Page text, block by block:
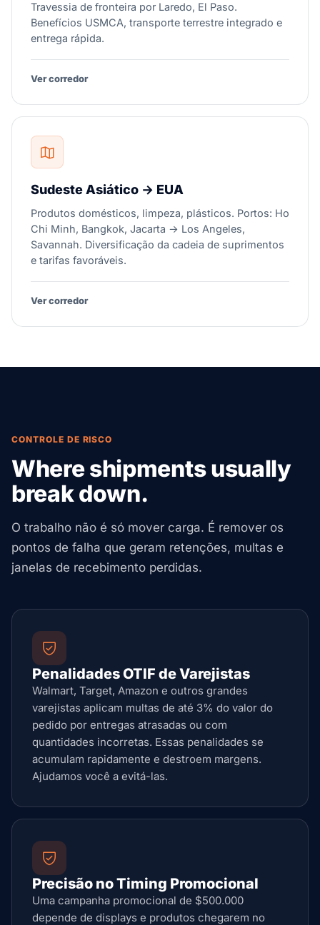
Travessia de fronteira por Laredo, El Paso.
Benefícios USMCA, transporte terrestre integrado e
entrega rápida.
Ver corredor
Sudeste Asiático → EUA
Produtos domésticos, limpeza, plásticos. Portos: Ho
Chi Minh, Bangkok, Jacarta → Los Angeles,
Savannah. Diversificação da cadeia de suprimentos
e tarifas favoráveis.
Ver corredor
CONTROLE DE RISCO
Where shipments usually
break down.
O trabalho não é só mover carga. É remover os
pontos de falha que geram retenções, multas e
janelas de recebimento perdidas.
Penalidades OTIF de Varejistas
Walmart, Target, Amazon e outros grandes
varejistas aplicam multas de até 3% do valor do
pedido por entregas atrasadas ou com
quantidades incorretas. Essas penalidades se
acumulam rapidamente e destroem margens.
Ajudamos você a evitá-las.
Precisão no Timing Promocional
Uma campanha promocional de $500.000
depende de displays e produtos chegarem no